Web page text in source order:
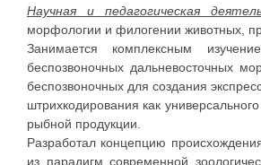
Научная и педагогическая
морфологии и филогении животных,
Занимается комплексным
беспозвоночных дальневосточных
беспозвоночных для создания
штрихкодирования как
рыбной продукции.
Разработал концепцию
из парадигм современной